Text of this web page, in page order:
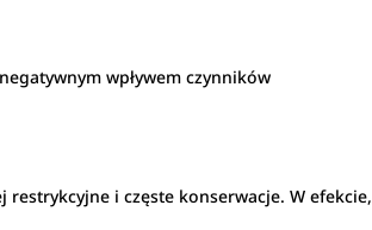
wpływem czynników
i częste konserwacje. W efekcie,